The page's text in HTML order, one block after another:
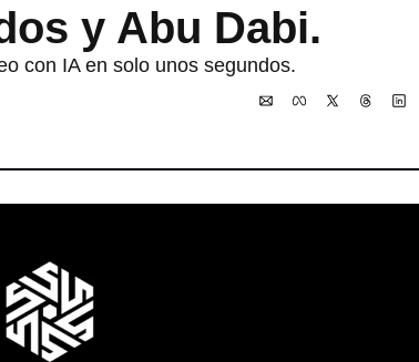
y Abu Dabi.
con IA en solo unos segundos.